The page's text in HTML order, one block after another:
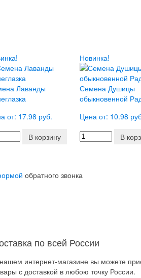
Лаванды
от: 17.98 руб.
В корзину
Новинка!
Семена Душицы
обыкновенной
Цена от: 10.98
В
обратного звонка
по всей России
интернет-магазине вы можете
с доставкой в любою точку России.